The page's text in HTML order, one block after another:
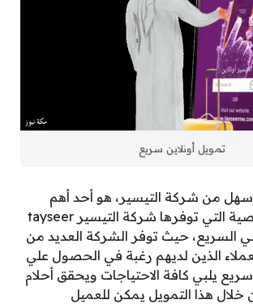
تمويل أونلاين سريع
من شركة التيسير، هو أحد أهم
التمويلات الشخصية التي توفرها شركة التيسير tayseer
السريع، حيث توفر الشركة العديد من
الذين لديهم رغبة في الحصول علي
يلبي كافة الاحتياجات ويحقق أحلام
هذا التمويل يمكن للعميل